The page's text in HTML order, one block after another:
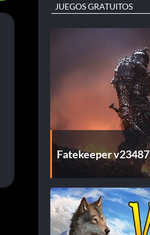
JUEGOS GRATUITOS
Fatekeeper